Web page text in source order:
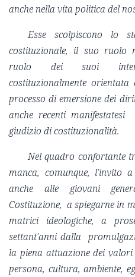
anche nella vita politica del
Esse scolpiscono lo
costituzionale, il suo ruolo
ruolo dei suoi
costituzionalmente
processo di emersione dei
anche recenti
giudizio di costituzionalità.
Nel quadro confortante
manca, comunque, l'invito
anche alle giovani
Costituzione, a spiegarne in
matrici ideologiche, a
settant'anni dalla
la piena attuazione dei
persona, cultura, ambiente,